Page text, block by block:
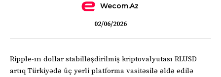
Wecom.az
02/06/2026
Ripple-ın dollar stabilləşdirilmiş kriptovalyutası RLUSD
artıq Türkiyədə üç yerli platforma vasitəsilə əldə edilə